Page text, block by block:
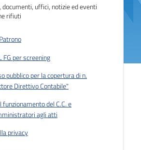
documenti, uffici, notizie ed eventi
rifiuti
FG per screening
pubblico per la copertura di n.
Direttivo Contabile"
del C.C. e
agli atti
privacy